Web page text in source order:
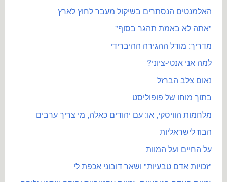
האלמנטים הנסתרים בשיקול מעבר לחוץ לארץ
"אתה לא באמת תהגר בסוף"
מדריך: מודל ההגירה ההיברידי
למה אני אנטי-ציוני?
נאום צלב הברזל
בתוך מוחו של פופוליסט
מלחמות הוויסקי, או: עם יהודים כאלה, מי צריך ערבים
הבוז לישראליות
על החיים ועל המוות
"זכויות אדם טבעיות" ושאר דובוני אכפת לי